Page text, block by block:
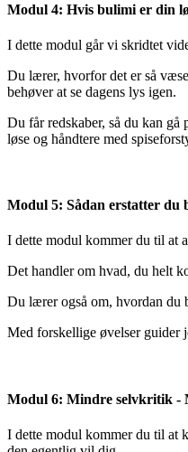
Modul 4: Hvis bulimi er din
I dette modul går vi skridtet
Du lærer, hvorfor det er så
behøver at se dagens lys igen.
Du får redskaber, så du kan
løse og håndtere med
Modul 5: Sådan erstatter du
I dette modul kommer du til at
Det handler om hvad, du helt
Du lærer også om, hvordan du
Med forskellige øvelser guider
Modul 6: Mindre selvkritik -
I dette modul kommer du til at